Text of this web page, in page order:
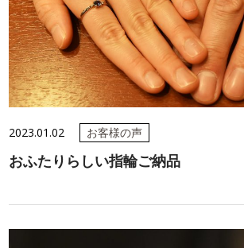
2023.01.02 お客様の声
おふたりらしい指輪ご納品